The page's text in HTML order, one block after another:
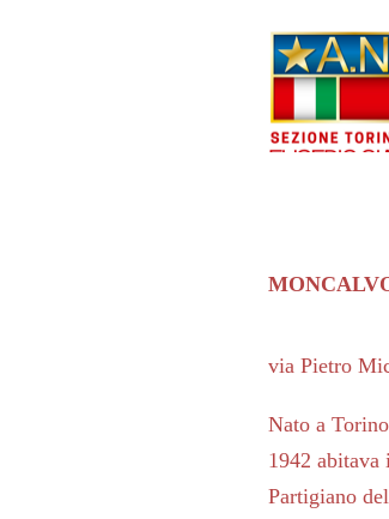
via Pietro
Nato a
1942
Partigiano